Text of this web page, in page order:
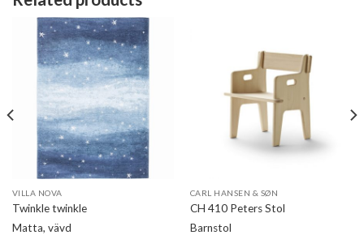
VILLA NOVA
Twinkle twinkle
Matta, vävd
CARL HANSEN & SØN
CH 410 Peters Stol
Barnstol